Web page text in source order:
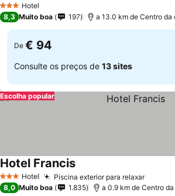
3 EstrelasHotel
8,3 Muito boa 197 a 13.0 km de Centro da
De € 94
Consulte os preços de 13 sites
Escolha popular
3 EstrelasHotel Piscina exterior para relaxar
Hotel Francis
8,0 Muito boa 1.835 a 0.9 km de Centro